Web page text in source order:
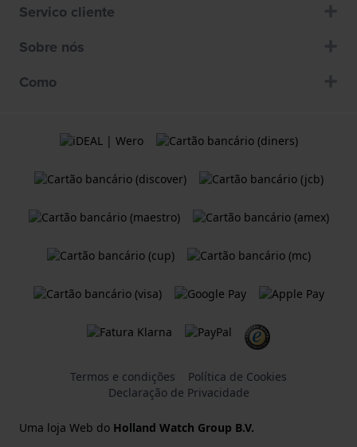
Servico cliente
Sobre nós
Como
Termos e condições
Política de Cookies
Declaração de Privacidade
Uma loja Web do Holland Watch Group B.V.